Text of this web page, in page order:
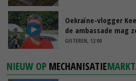
Oekraïne-vlogger
de ambassade mag
GISTEREN, 12:00
NIEUW OP MECHANISATIE